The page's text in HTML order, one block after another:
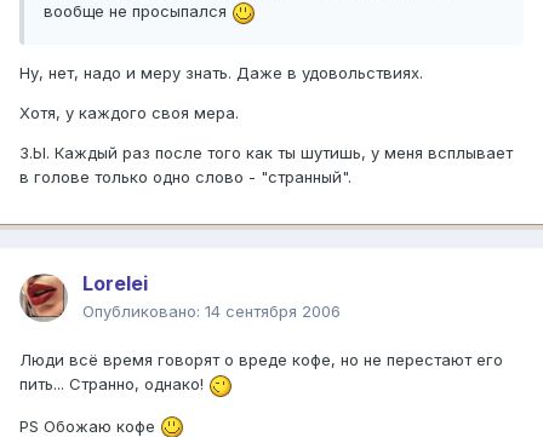
вообще не просыпался
Ну, нет, надо и меру знать. Даже в удовольствиях.
Хотя, у каждого своя мера.
З.Ы. Каждый раз после того как ты шутишь, у меня всплывает
в голове только одно слово - "странный".
Lorelei
Опубликовано: 14 сентября 2006
Люди всё время говорят о вреде кофе, но не перестают его
пить... Странно, однако!
PS Обожаю кофе